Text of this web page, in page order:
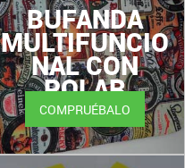
BUFANDA
MULTIFUNCIO
NAL CON
POLAR
COMPRUÉBALO